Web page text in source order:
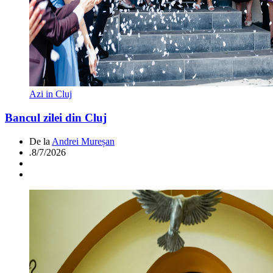
Azi in Cluj
Bancul zilei din Cluj
De la Andrei Mureșan
.8/7/2026